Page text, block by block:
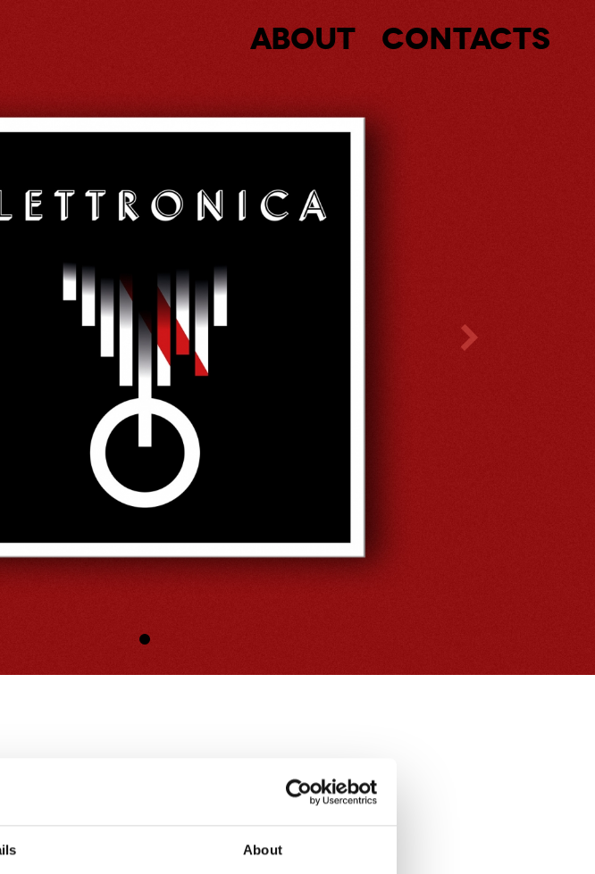
About
About Contacts
da una “cassa ipnotica”. L’Art